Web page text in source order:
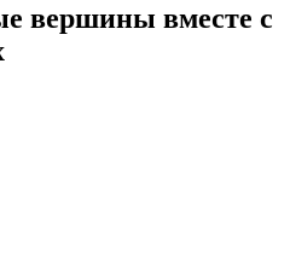
вершины вместе с